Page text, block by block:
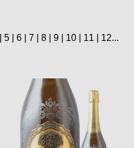
5| 6| 7 8| 9| 10| 11 12...